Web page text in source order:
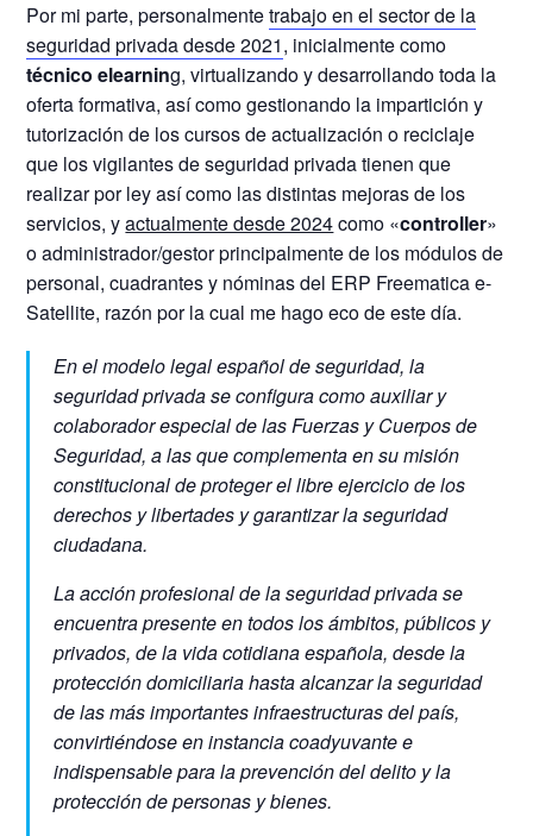
Por mi parte, personalmentetrabajo en el sector de la
seguridad privada desde 2021, inicialmente como
técnico elearning, virtualizando y desarrollando toda la
oferta formativa, así como gestionando la impartición y
tutorización de los cursos de actualización o reciclaje
que los vigilantes de seguridad privada tienen que
realizar por ley así como las distintas mejoras de los
servicios, yactualmente desde 2024como «controller»
o administrador/gestor principalmente de los módulos de
personal, cuadrantes y nóminas del ERP Freematica e-
Satellite, razón por la cual me hago eco de este día.
En el modelo legal español de seguridad, la
seguridad privada se configura como auxiliar y
colaborador especial de las Fuerzas y Cuerpos de
Seguridad, a las que complementa en su misión
constitucional de proteger el libre ejercicio de los
derechos y libertades y garantizar la seguridad
ciudadana.
La acción profesional de la seguridad privada se
encuentra presente en todos los ámbitos, públicos y
privados, de la vida cotidiana española, desde la
protección domiciliaria hasta alcanzar la seguridad
de las más importantes infraestructuras del país,
convirtiéndose en instancia coadyuvante e
indispensable para la prevención del delito y la
protección de personas y bienes.